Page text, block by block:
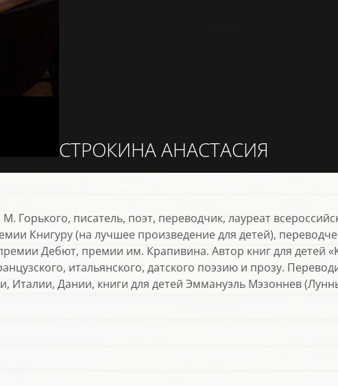
СТРОКИНА АНАСТАСИЯ
Горького, писатель, поэт, переводчик, лауреат
Книгуру (на лучшее произведение для детей),
Дебют, премии им. Крапивина. Автор книг для детей
итальянского, датского поэзию и прозу.
Италии, Дании, книги для детей Эммануэль Мэзоннев